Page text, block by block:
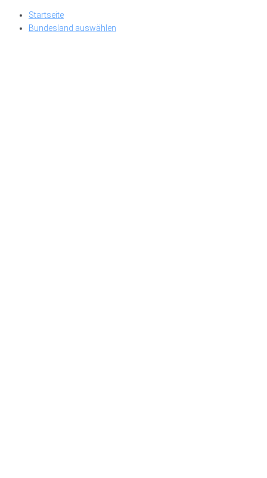
Skip
Startseite
Bundesland auswählen